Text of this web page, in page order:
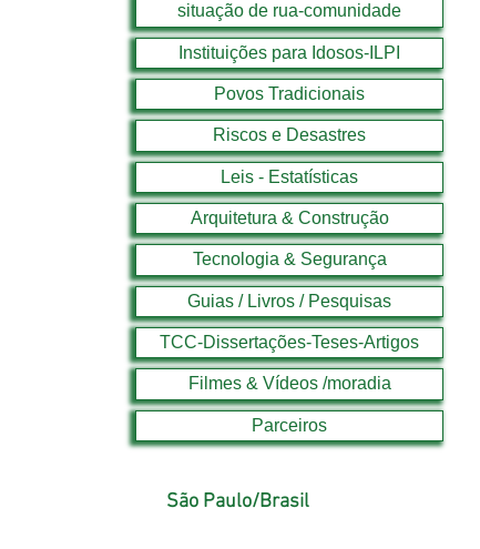
situação de rua-comunidade
Instituições para Idosos-ILPI
Povos Tradicionais
Riscos e Desastres
Leis - Estatísticas
Arquitetura & Construção
Tecnologia & Segurança
Guias / Livros / Pesquisas
TCC-Dissertações-Teses-Artigos
Filmes & Vídeos /moradia
Parceiros
São Paulo/Brasil